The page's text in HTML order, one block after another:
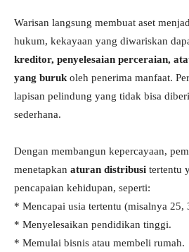
Warisan langsung membuat aset
hukum, kekayaan yang diwariskan
kreditor, penyelesaian perceraian,
yang buruk oleh penerima manfaat.
lapisan pelindung yang tidak bisa
sederhana.
Dengan membangun kepercayaan,
menetapkan aturan distribusi tertentu
pencapaian kehidupan, seperti:
* Mencapai usia tertentu (misalnya 25,
* Menyelesaikan pendidikan tinggi.
* Memulai bisnis atau membeli rumah.